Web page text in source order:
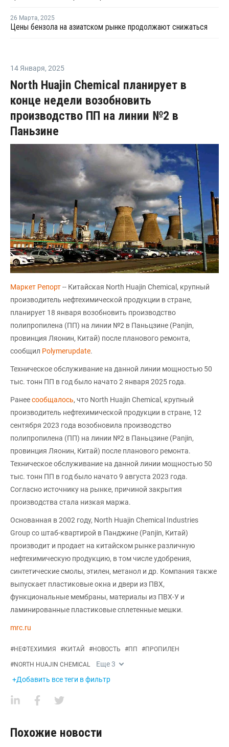
26 Марта, 2025
Цены бензола на азиатском рынке продолжают снижаться
14 Января, 2025
North Huajin Chemical планирует в
конце недели возобновить
производство ПП на линии №2 в
Паньзине
Маркет Репорт-- Китайская North Huajin Chemical, крупный
производитель нефтехимической продукции в стране,
планирует 18 января возобновить производство
полипропилена (ПП) на линии №2 в Паньцзине (Panjin,
провинция Ляонин, Китай) после планового ремонта,
сообщил Polymerupdate.
Техническое обслуживание на данной линии мощностью 50
тыс. тонн ПП в год было начато 2 января 2025 года.
Ранеесообщалось, что North Huajin Chemical, крупный
производитель нефтехимической продукции в стране, 12
сентября 2023 года возобновила производство
полипропилена (ПП) на линии №2 в Паньцзине (Panjin,
провинция Ляонин, Китай) после планового ремонта.
Техническое обслуживание на данной линии мощностью 50
тыс. тонн ПП в год было начато 9 августа 2023 года.
Согласно источнику на рынке, причиной закрытия
производства стала низкая маржа.
Основанная в 2002 году, North Huajin Chemical Industries
Group со штаб-квартирой в Панджине (Panjin, Китай)
производит и продает на китайском рынке различную
нефтехимическую продукцию, в том числе удобрения,
синтетические смолы, этилен, метанол и др. Компания также
выпускает пластиковые окна и двери из ПВХ,
функциональные мембраны, материалы из ПВХ-У и
ламинированные пластиковые сплетенные мешки.
mrc.ru
#НЕФТЕХИМИЯ #КИТАЙ #НОВОСТЬ #ПП #ПРОПИЛЕН
#NORTH HUAJIN CHEMICAL Еще3
+Добавить все теги в фильтр
Похожие новости